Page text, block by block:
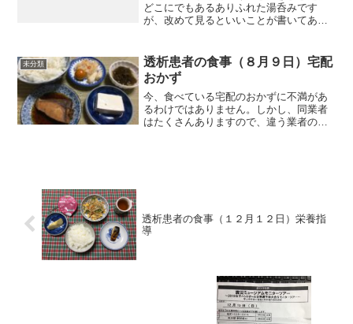
どこにでもあるありふれた湯呑みです
が、改めて見るといいことが書いてあり
しましたが、今朝は単に焼きました。昼
食（たこ焼きです）表の分量...
未分類
透析患者の食事（８月９日）宅配
おかず
今、食べている宅配のおかずに不満があ
るわけではありません。しかし、同業者
はたくさんありますので、違う業者のお
透析患者の食事（１２月１２日）栄養指
導